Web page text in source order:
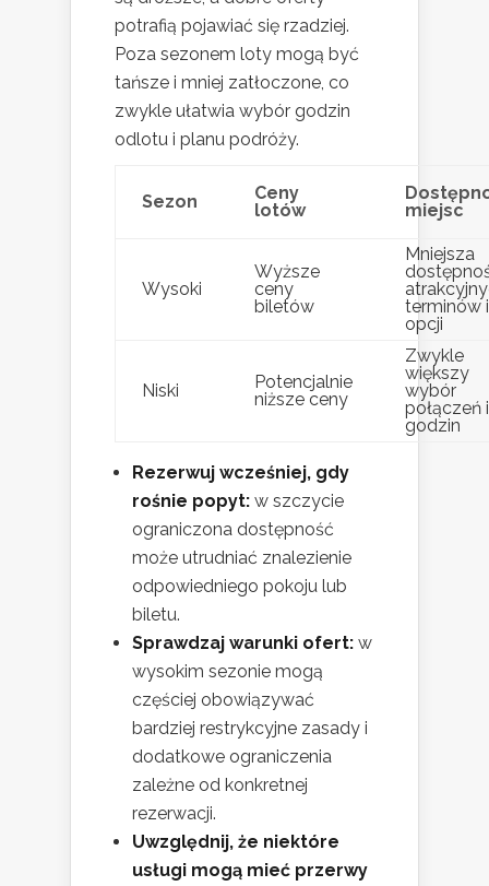
potrafią pojawiać się rzadziej.
Poza sezonem loty mogą być
tańsze i mniej zatłoczone, co
zwykle ułatwia wybór godzin
odlotu i planu podróży.
Sezon
Ceny
lotów
miejsc
Wysoki
Wyższe
ceny
biletów
Mniejsza
terminów i
opcji
Niski
Potencjalnie
niższe ceny
Zwykle
większy
wybór
połączeń i
godzin
Rezerwuj wcześniej, gdy
rośnie popyt: w szczycie
ograniczona dostępność
może utrudniać znalezienie
odpowiedniego pokoju lub
biletu.
Sprawdzaj warunki ofert: w
wysokim sezonie mogą
częściej obowiązywać
bardziej restrykcyjne zasady i
dodatkowe ograniczenia
zależne od konkretnej
rezerwacji.
Uwzględnij, że niektóre
usługi mogą mieć przerwy